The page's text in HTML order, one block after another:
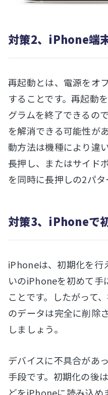
対策2、iPhone端
再起動とは、電源をオ
することです。再起動
グラムを終了できるの
を解消できる可能性が
動方法は機種により違
長押し、またはサイド
を同時に長押しの2パタ
対策3、iPhoneで
iPhoneは、初期化を行
いのiPhoneを初めて手
ことです。したがって
のデータは完全に削除
しましょう。
デバイスに不具合があ
手段です。初期化の後